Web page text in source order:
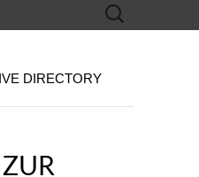
Suchen
nach:
DIRECTORY